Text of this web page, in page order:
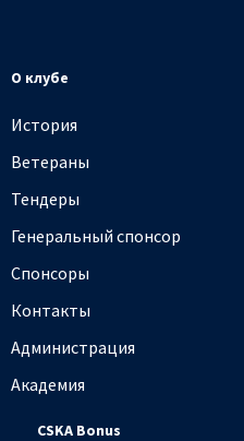
О клубе
История
Ветераны
Тендеры
Генеральный спонсор
Спонсоры
Контакты
Администрация
Академия
CSKA Bonus